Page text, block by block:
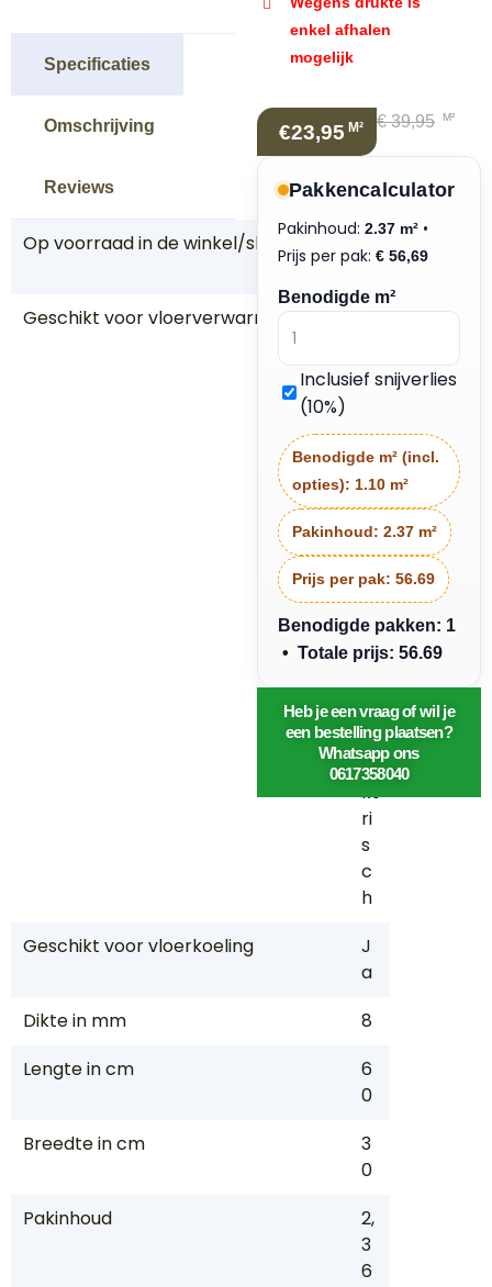
Specificaties
Omschrijving
Reviews
Op voorraad in de winkel/showroom
J
a
Geschikt voor vloerverwarming
J
W
e
r
g
e
d
r
a
g
e
n
&
El
e
kt
ri
s
c
h
Geschikt voor vloerkoeling
J
a
Dikte in mm
8
Lengte in cm
6
0
Breedte in cm
3
0
Pakinhoud
2,
3
6
enkel afhalen
mogelijk
€23,95 M² €39,95 M²
Pakkencalculator
Pakinhoud: 2.37 m² •
Prijs per pak: € 56,69
Benodigde m²
Inclusief snijverlies
(10%)
Benodigde m² (incl.
opties): 1.10 m²
Pakinhoud: 2.37 m²
Prijs per pak: 56.69
Benodigde pakken: 1
• Totale prijs: 56.69
Heb je een vraag of wil je
een bestelling plaatsen?
Whatsapp ons
0617358040